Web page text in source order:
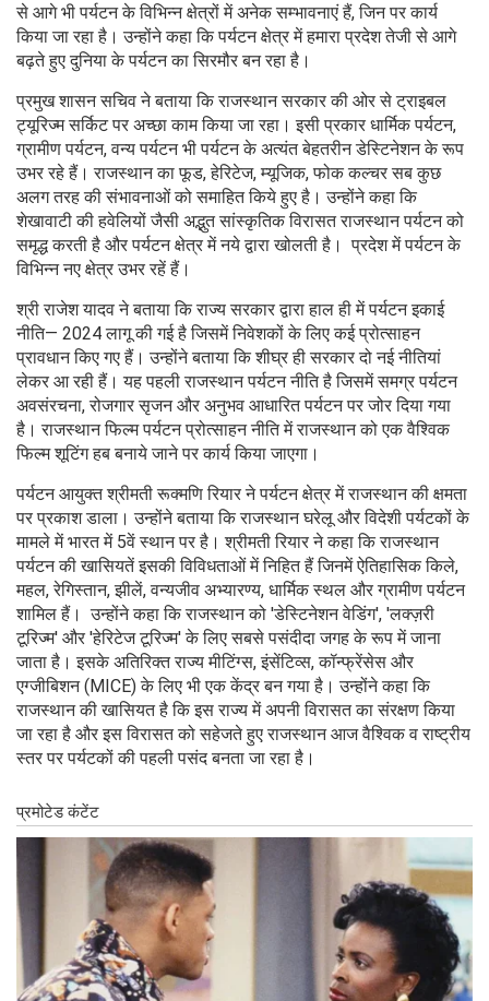
से आगे भी पर्यटन के विभिन्न क्षेत्रों में अनेक सम्भावनाएं हैं, जिन पर कार्य
किया जा रहा है। उन्होंने कहा कि पर्यटन क्षेत्र में हमारा प्रदेश तेजी से आगे
बढ़ते हुए दुनिया के पर्यटन का सिरमौर बन रहा है।
प्रमुख शासन सचिव ने बताया कि राजस्थान सरकार की ओर से ट्राइबल
ट्यूरिज्म सर्किट पर अच्छा काम किया जा रहा। इसी प्रकार धार्मिक पर्यटन,
ग्रामीण पर्यटन, वन्य पर्यटन भी पर्यटन के अत्यंत बेहतरीन डेस्टिनेशन के रूप
उभर रहे हैं। राजस्थान का फूड, हेरिटेज, म्यूजिक, फोक कल्चर सब कुछ
अलग तरह की संभावनाओं को समाहित किये हुए है। उन्होंने कहा कि
शेखावाटी की हवेलियों जैसी अद्भुत सांस्कृतिक विरासत राजस्थान पर्यटन को
समृद्ध करती है और पर्यटन क्षेत्र में नये द्वारा खोलती है। प्रदेश में पर्यटन के
विभिन्न नए क्षेत्र उभर रहें हैं।
श्री राजेश यादव ने बताया कि राज्य सरकार द्वारा हाल ही में पर्यटन इकाई
नीति— 2024 लागू की गई है जिसमें निवेशकों के लिए कई प्रोत्साहन
प्रावधान किए गए हैं। उन्होंने बताया कि शीघ्र ही सरकार दो नई नीतियां
लेकर आ रही हैं। यह पहली राजस्थान पर्यटन नीति है जिसमें समग्र पर्यटन
अवसंरचना, रोजगार सृजन और अनुभव आधारित पर्यटन पर जोर दिया गया
है। राजस्थान फिल्म पर्यटन प्रोत्साहन नीति में राजस्थान को एक वैश्विक
फिल्म शूटिंग हब बनाये जाने पर कार्य किया जाएगा।
पर्यटन आयुक्त​ श्रीमती रूक्मणि रियार ने पर्यटन क्षेत्र में राजस्थान की क्षमता
पर प्रकाश डाला। उन्होंने बताया कि राजस्थान घरेलू और विदेशी पर्यटकों के
मामले में भारत में 5वें स्थान पर है। श्रीमती रियार ने कहा कि राजस्थान
पर्यटन की खासियतें इसकी विविधताओं में निहित हैं जिनमें ऐतिहासिक किले,
महल, रेगिस्तान, झीलें, वन्यजीव अभ्यारण्य, धार्मिक स्थल और ग्रामीण पर्यटन
शामिल हैं। उन्होंने कहा कि राजस्थान को 'डेस्टिनेशन वेडिंग', 'लक्ज़री
टूरिज्म' और 'हेरिटेज टूरिज्म' के लिए सबसे पसंदीदा जगह के रूप में जाना
जाता है। इसके अतिरिक्त राज्य मीटिंग्स, इंसेंटिव्स, कॉन्फ्रेंसेस और
एग्जीबिशन (MICE) के लिए भी एक केंद्र बन गया है। उन्होंने कहा कि
राजस्थान की खासियत है कि इस राज्य में अपनी विरासत का संरक्षण किया
जा रहा है और इस विरासत को सहेजते हुए राजस्थान आज वैश्विक व राष्ट्रीय
स्तर पर पर्यटकों की पहली पसंद बनता जा रहा है।